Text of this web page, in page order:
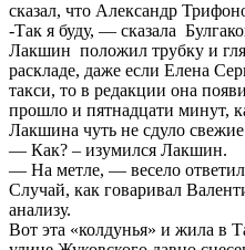
сказал, что Александр
-Так я буду, — сказала
Лакшин положил трубку и
раскладе, даже если Елена
такси, то в редакции она
прошло и пятнадцати минут,
Лакшина чуть не сдуло
— Как? – изумился Лакшин.
— На метле, — весело
Случай, как говаривал
анализу.
Вот эта «колдунья» и жила в